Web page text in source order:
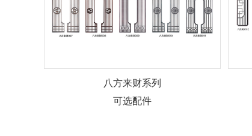
八方来财系列
可选配件